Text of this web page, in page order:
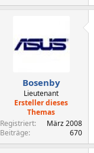
Bosenby
Lieutenant
Ersteller dieses
Themas
Registriert
März 2008
Beiträge
670